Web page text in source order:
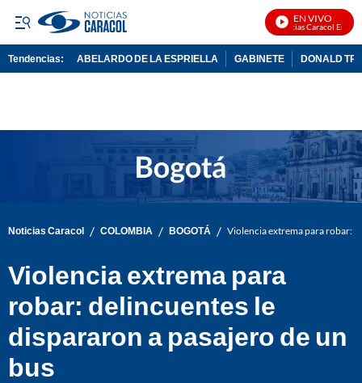
EN VIVO
Noticias Caracol En Vivo
Tendencias: ABELARDO DE LA ESPRIELLA GABINETE DONALD
Noticias Caracol / COLOMBIA / BOGOTÁ / Violencia extrema para robar:
Violencia extrema para
robar: delincuentes le
dispararon a pasajero de un
bus